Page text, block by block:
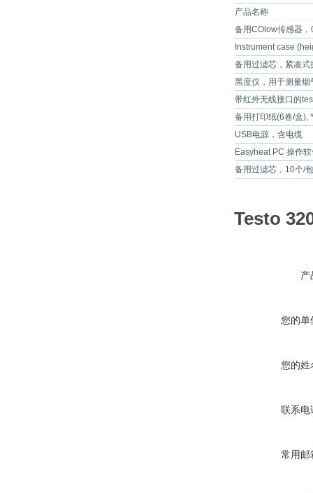
产品名称
备用COlow传感器，
Instrument case
备用过滤芯，紧凑式
黑度仪，用于测量烟
带红外无线接口的
备用打印纸(6卷/盒),
USB电源，含电缆
Easyheat PC 操作
备用过滤芯， 10个/包
Testo
产
您的单
您的姓
联系电
常用邮